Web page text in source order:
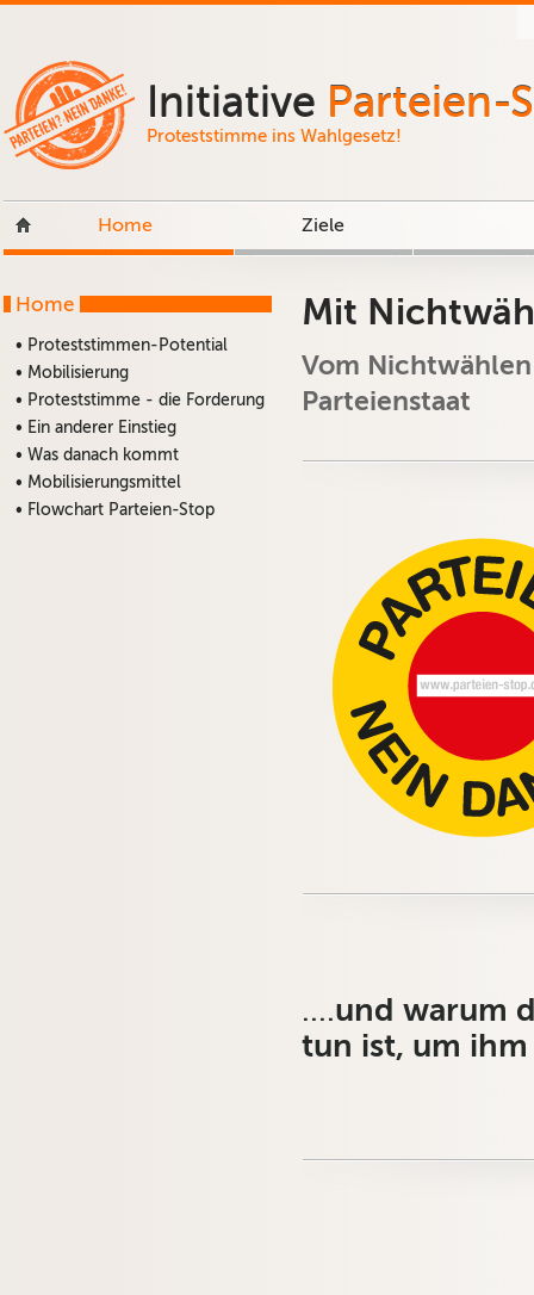
Initiative Parteien-
Proteststimme ins Wahlgesetz!
Home Ziele
Home
• Proteststimmen-Potential
• Mobilisierung
• Proteststimme - die Forderung
• Ein anderer Einstieg
• Was danach kommt
• Mobilisierungsmittel
• Flowchart Parteien-Stop
Mit
Vom
Parteienstaat
….und warum
tun ist, um